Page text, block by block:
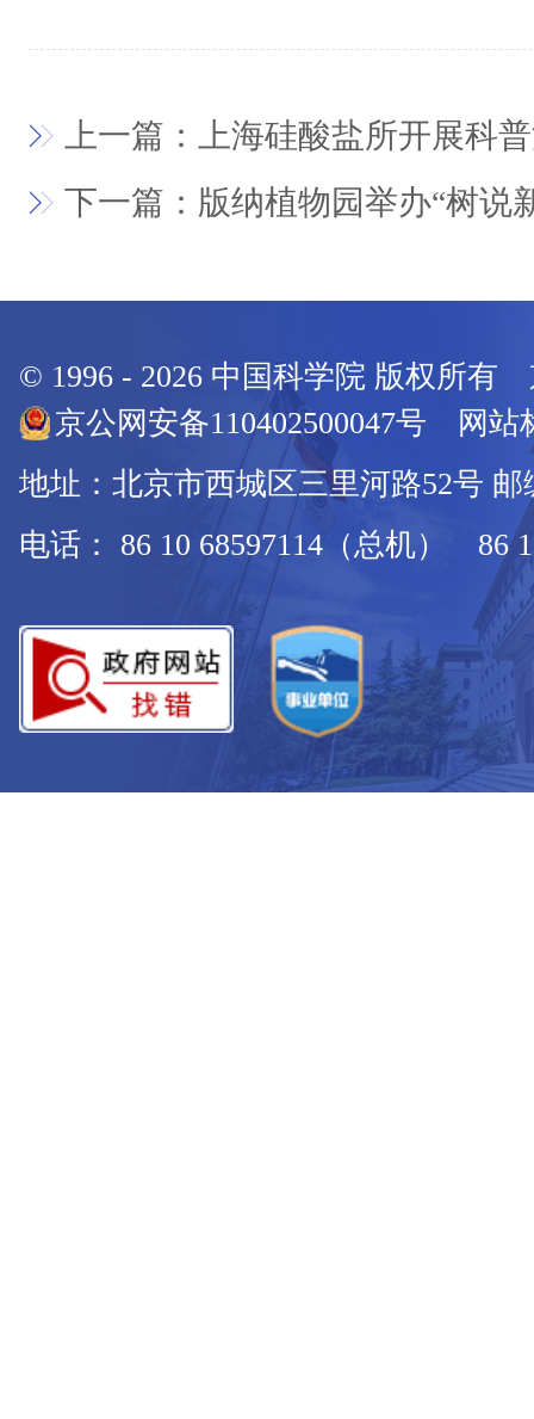
上一篇：上海硅酸盐所开展科
下一篇：版纳植物园举办“树说
© 1996 - 2026 中国科学院 版权所有
京公网安备110402500047号 网站
地址：北京市西城区三里河路52号 邮
电话： 86 10 68597114（总机） 86